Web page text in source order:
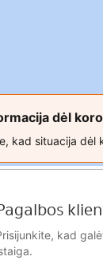
dėl
kad situacija dėl
kad